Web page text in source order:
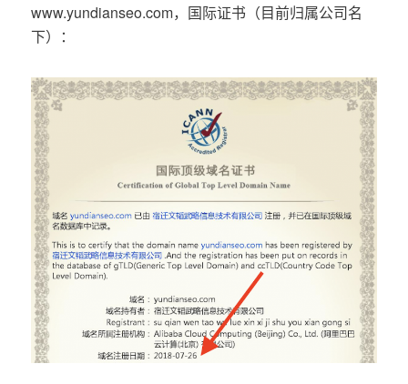
www.yundianseo.com，国际证书（目前归属公司名
下）：